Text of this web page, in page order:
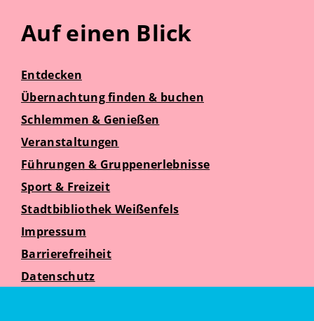
Auf einen Blick
Entdecken
Übernachtung finden & buchen
Schlemmen & Genießen
Veranstaltungen
Führungen & Gruppenerlebnisse
Sport & Freizeit
Stadtbibliothek Weißenfels
Impressum
Barrierefreiheit
Datenschutz